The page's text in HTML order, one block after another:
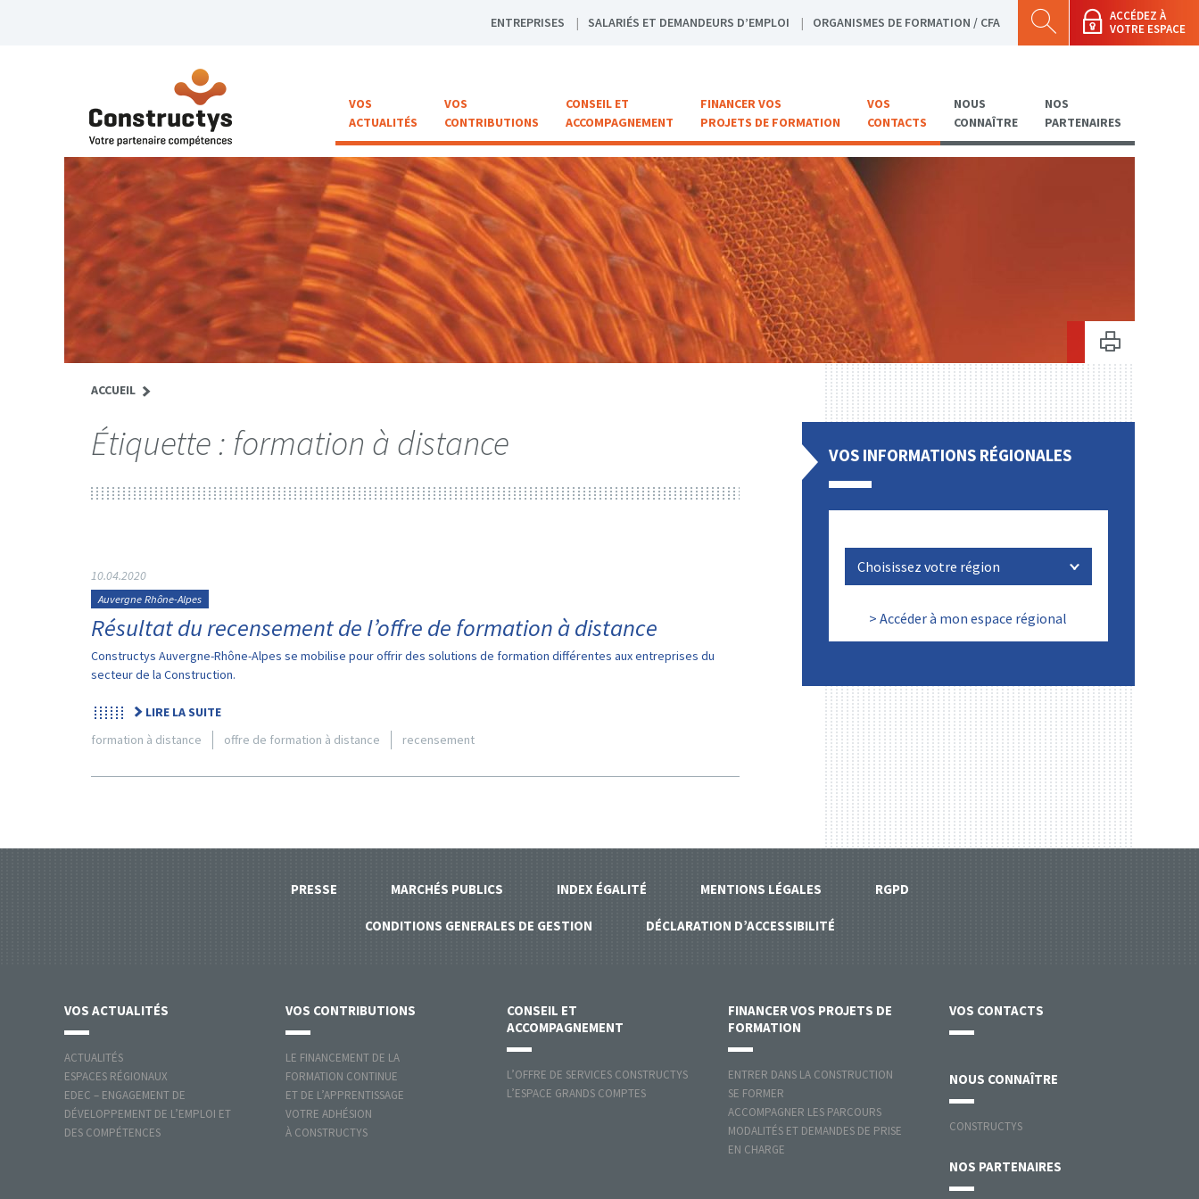
ACCÉDEZ À
VOTRE ESPACE
ENTREPRISES SALARIÉS ET DEMANDEURS D’EMPLOI ORGANISMES DE FORMATION / CFA
VOS
ACTUALITÉS
VOS
CONTRIBUTIONS
CONSEIL ET
ACCOMPAGNEMENT
FINANCER VOS
PROJETS DE FORMATION
VOS
CONTACTS
NOUS
CONNAÎTRE
NOS
PARTENAIRES
ACCUEIL
Étiquette : formation à distance
10.04.2020
Auvergne Rhône-Alpes
Résultat du recensement de l’offre de formation à distance
Constructys Auvergne-Rhône-Alpes se mobilise pour offrir des solutions de formation différentes aux entreprises du
secteur de la Construction.
LIRE LA SUITE
formation à distance
offre de formation à distance recensement
VOS INFORMATIONS RÉGIONALES
> Accéder à mon espace régional
PRESSE MARCHÉS PUBLICS INDEX ÉGALITÉ MENTIONS LÉGALES RGPD
CONDITIONS GENERALES DE GESTION DÉCLARATION D’ACCESSIBILITÉ
VOS ACTUALITÉS
ACTUALITÉS
ESPACES RÉGIONAUX
EDEC – ENGAGEMENT DE
DÉVELOPPEMENT DE L’EMPLOI ET
DES COMPÉTENCES
VOS CONTRIBUTIONS
LE FINANCEMENT DE LA
FORMATION CONTINUE
ET DE L’APPRENTISSAGE
VOTRE ADHÉSION
À CONSTRUCTYS
CONSEIL ET
ACCOMPAGNEMENT
L’OFFRE DE SERVICES CONSTRUCTYS
L’ESPACE GRANDS COMPTES
FINANCER VOS PROJETS DE
FORMATION
ENTRER DANS LA CONSTRUCTION
SE FORMER
ACCOMPAGNER LES PARCOURS
MODALITÉS ET DEMANDES DE PRISE
EN CHARGE
VOS CONTACTS
NOUS CONNAÎTRE
CONSTRUCTYS
NOS PARTENAIRES